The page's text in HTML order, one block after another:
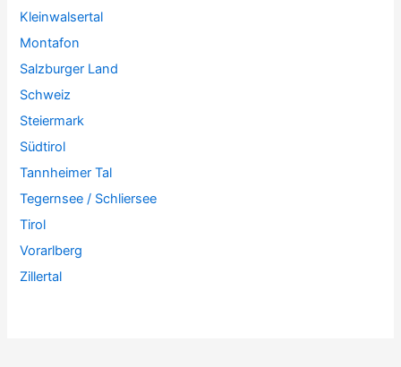
Kleinwalsertal
Montafon
Salzburger Land
Schweiz
Steiermark
Südtirol
Tannheimer Tal
Tegernsee / Schliersee
Tirol
Vorarlberg
Zillertal